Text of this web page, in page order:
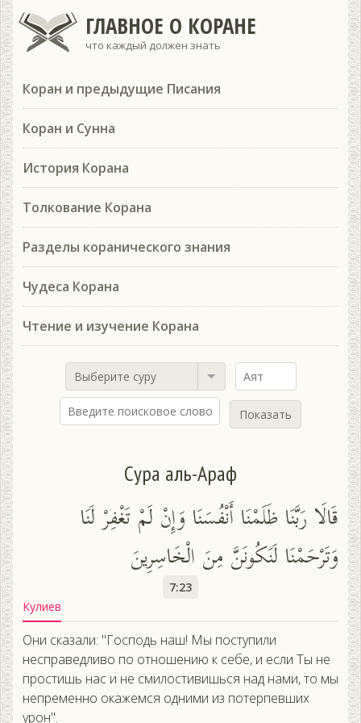
ГЛАВНОЕ О КОРАНЕ
что каждый должен знать
Коран и предыдущие Писания
Коран и Сунна
История Корана
Толкование Корана
Разделы коранического знания
Чудеса Корана
Чтение и изучение Корана
Выберите суру
Показать
Сура аль-Араф
قَالَا رَبَّنَا ظَلَمْنَا أَنْفُسَنَا وَإِنْ لَمْ تَغْفِرْ لَنَا
وَتَرْحَمْنَا لَنَكُونَنَّ مِنَ الْخَاسِرِينَ
7:23
Кулиев
Они сказали: "Господь наш! Мы поступили
несправедливо по отношению к себе, и если Ты не
простишь нас и не смилостивишься над нами, то мы
непременно окажемся одними из потерпевших
урон".